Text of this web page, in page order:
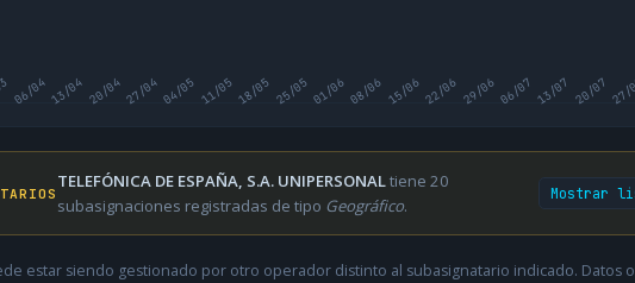
06/0413/04 20/0427/0404/05 11/0518/05 25/0501/0608/06 15/0622/06 29/0606/07 13/07 20/07 27/
TELEFÓNICA DE ESPAÑA, S.A. UNIPERSONALtiene 20
subasignaciones registradas de tipo Geográfico.
Mostrar
estar siendo gestionado por otro operador distinto al subasignatario indicado. Datos